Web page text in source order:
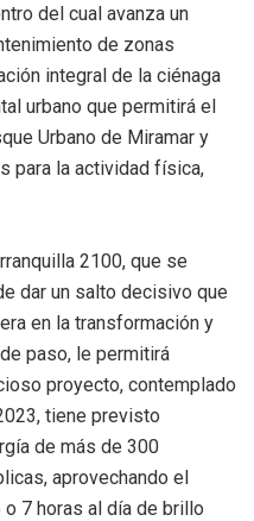
del cual avanza un
de zonas
integral de la ciénaga
urbano que permitirá el
Urbano de Miramar y
para la actividad física,
2100, que se
dar un salto decisivo que
en la transformación y
paso, le permitirá
proyecto, contemplado
tiene previsto
de más de 300
aprovechando el
7 horas al día de brillo